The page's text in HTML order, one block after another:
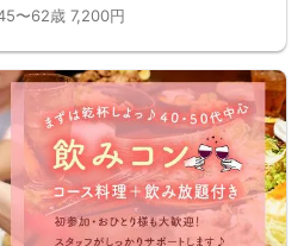
〜62歳 7,200円